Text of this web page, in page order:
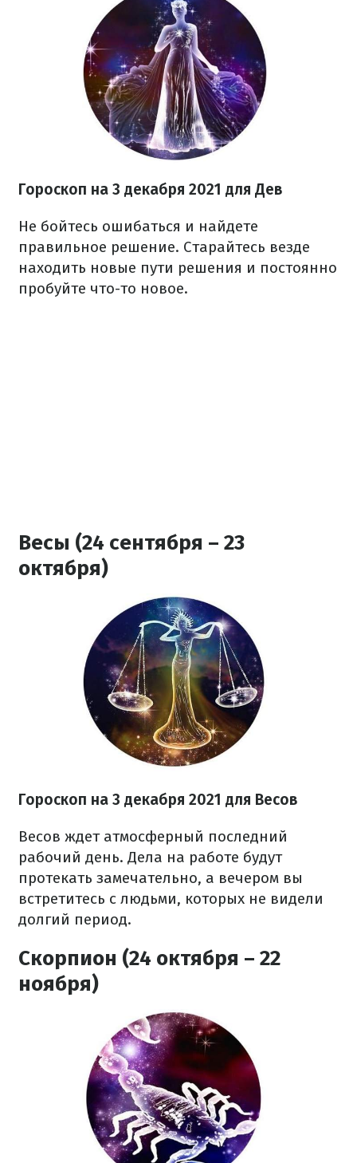
Гороскоп на 3 декабря 2021 для Дев
Не бойтесь ошибаться и найдете
правильное решение. Старайтесь везде
находить новые пути решения и постоянно
пробуйте что-то новое.
Весы (24 сентября – 23
октября)
Гороскоп на 3 декабря 2021 для Весов
Весов ждет атмосферный последний
рабочий день. Дела на работе будут
протекать замечательно, а вечером вы
встретитесь с людьми, которых не видели
долгий период.
Скорпион (24 октября – 22
ноября)